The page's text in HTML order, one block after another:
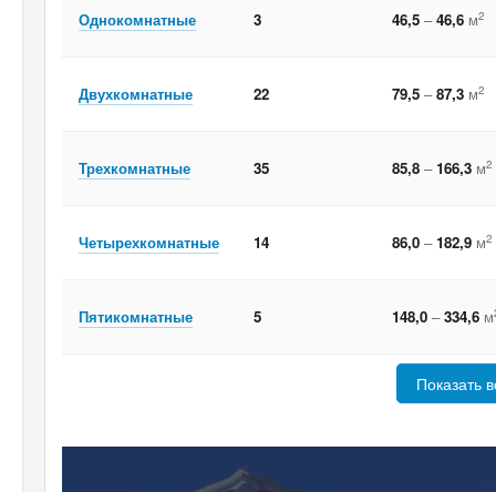
Однокомнатные 3 46,5 –46,6 м2
Двухкомнатные 22 79,5 –87,3 м2
Трехкомнатные 35 85,8 –166,3 м2
Четырехкомнатные 14 86,0 –182,9 м2
Пятикомнатные 5 148,0 –334,6 м
Показать